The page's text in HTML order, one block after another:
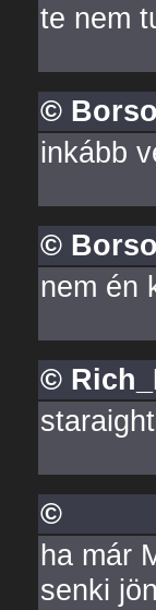
te nem
© Borso
inkább
© Borso
nem én
©
©
ha már
senki